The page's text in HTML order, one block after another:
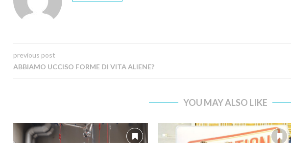
previous post
ABBIAMO UCCISO FORME DI VITA ALIENE?
YOU MAY ALSO LIKE